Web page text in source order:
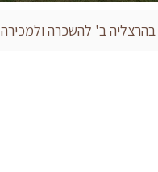
בהרצליה ב' להשכרה ולמכירה